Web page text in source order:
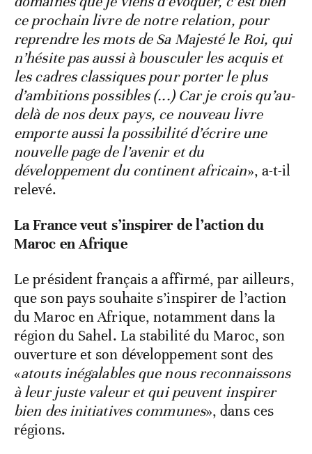
ce prochain livre de notre relation, pour
reprendre les mots de Sa Majesté le Roi, qui
n’hésite pas aussi à bousculer les acquis et
les cadres classiques pour porter le plus
d’ambitions possibles (...) Car je crois qu’au-
delà de nos deux pays, ce nouveau livre
emporte aussi la possibilité d’écrire une
nouvelle page de l’avenir et du
développement du continent africain», a-t-il
relevé.
La France veut s’inspirer de l’action du
Maroc en Afrique
Le président français a affirmé, par ailleurs,
que son pays souhaite s’inspirer de l’action
du Maroc en Afrique, notamment dans la
région du Sahel. La stabilité du Maroc, son
ouverture et son développement sont des
«atouts inégalables que nous reconnaissons
à leur juste valeur et qui peuvent inspirer
bien des initiatives communes», dans ces
régions.